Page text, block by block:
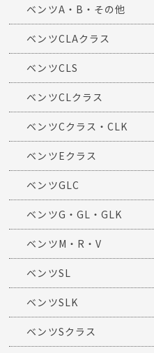
ベンツA・B・その他
ベンツCLAクラス
ベンツCLS
ベンツCLクラス
ベンツCクラス・CLK
ベンツEクラス
ベンツGLC
ベンツG・GL・GLK
ベンツM・R・V
ベンツSL
ベンツSLK
ベンツSクラス